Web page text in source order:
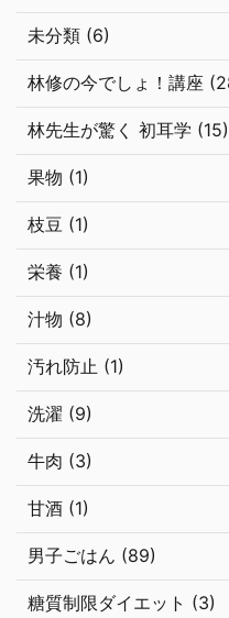
未分類 (6)
林修の今でしょ！講座
林先生が驚く 初耳学 (15)
果物 (1)
枝豆 (1)
栄養 (1)
汁物 (8)
汚れ防止 (1)
洗濯 (9)
牛肉 (3)
甘酒 (1)
男子ごはん (89)
糖質制限ダイエット (3)